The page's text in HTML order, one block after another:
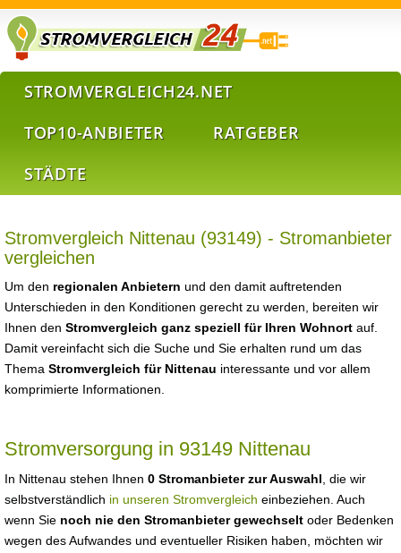
STROMVERGLEICH24.NET
TOP10-ANBIETER
RATGEBER
STÄDTE
Stromvergleich Nittenau (93149) - Stromanbieter
vergleichen
Um den regionalen Anbietern und den damit auftretenden
Unterschieden in den Konditionen gerecht zu werden, bereiten wir
Ihnen den Stromvergleich ganz speziell für Ihren Wohnort auf.
Damit vereinfacht sich die Suche und Sie erhalten rund um das
Thema Stromvergleich für Nittenau interessante und vor allem
komprimierte Informationen.
Stromversorgung in 93149 Nittenau
In Nittenau stehen Ihnen 0 Stromanbieter zur Auswahl , die wir
selbstverständlich in unseren Stromvergleich einbeziehen. Auch
wenn Sie noch nie den Stromanbieter gewechselt oder Bedenken
wegen des Aufwandes und eventueller Risiken haben, möchten wir